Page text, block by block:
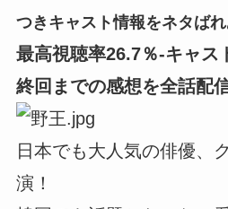
つきキャスト情報をネタばれ
最高視聴率26.7％-キャス
終回までの感想を全話配
日本でも大人気の俳優、
演！